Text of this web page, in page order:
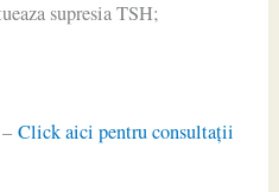
supresia TSH;
–Click aici pentru consultaţii